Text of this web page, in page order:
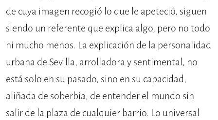
de cuya imagen recogió lo que le apeteció, siguen
siendo un referente que explica algo, pero no todo
ni mucho menos. La explicación de la personalidad
urbana de Sevilla, arrolladora y sentimental, no
está solo en su pasado, sino en su capacidad,
aliñada de soberbia, de entender el mundo sin
salir de la plaza de cualquier barrio. Lo universal